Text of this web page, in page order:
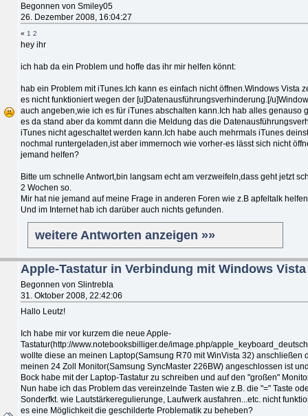
Begonnen von Smiley05
26. Dezember 2008, 16:04:27
« 1 2
hey ihr
ich hab da ein Problem und hoffe das ihr mir helfen könnt:
hab ein Problem mit iTunes.Ich kann es einfach nicht öffnen.Windows Vista
es nicht funktioniert wegen der [u]Datenausführungsverhinderung.[/
auch angeben,wie ich es für iTunes abschalten kann.Ich hab alles genauso
es da stand aber da kommt dann die Meldung das die
iTunes nicht ageschaltet werden kann.Ich habe auch mehrmals iTunes
nochmal runtergeladen,ist aber immernoch wie vorher-es lässt sich nicht
jemand helfen?
Bitte um schnelle Antwort,bin langsam echt am verzweifeln,dass geht jetzt
2 Wochen so.
Mir hat nie jemand auf meine Frage in anderen Foren wie z.B apfeltalk
Und im Internet hab ich darüber auch nichts gefunden.
weitere Antworten anzeigen »»
Apple-Tastatur in Verbindung mit Windows Vista
Begonnen von Slintrebla
31. Oktober 2008, 22:42:06
Hallo Leutz!
Ich habe mir vor kurzem die neue Apple-
Tastatur(http://www.notebooksbilliger.de/image.php/
wollte diese an meinen Laptop(Samsung R70 mit WinVista 32) anschließen
meinen 24 Zoll Monitor(Samsung SyncMaster 226BW) angeschlossen ist
Bock habe mit der Laptop-Tastatur zu schreiben und auf den "großen"
Nun habe ich das Problem das vereinzelnde Tasten wie z.B. die "=" Taste
Sonderfkt. wie Lautstärkeregulierunge, Laufwerk ausfahren...etc. nicht
es eine Möglichkeit die geschilderte Problematik zu beheben?